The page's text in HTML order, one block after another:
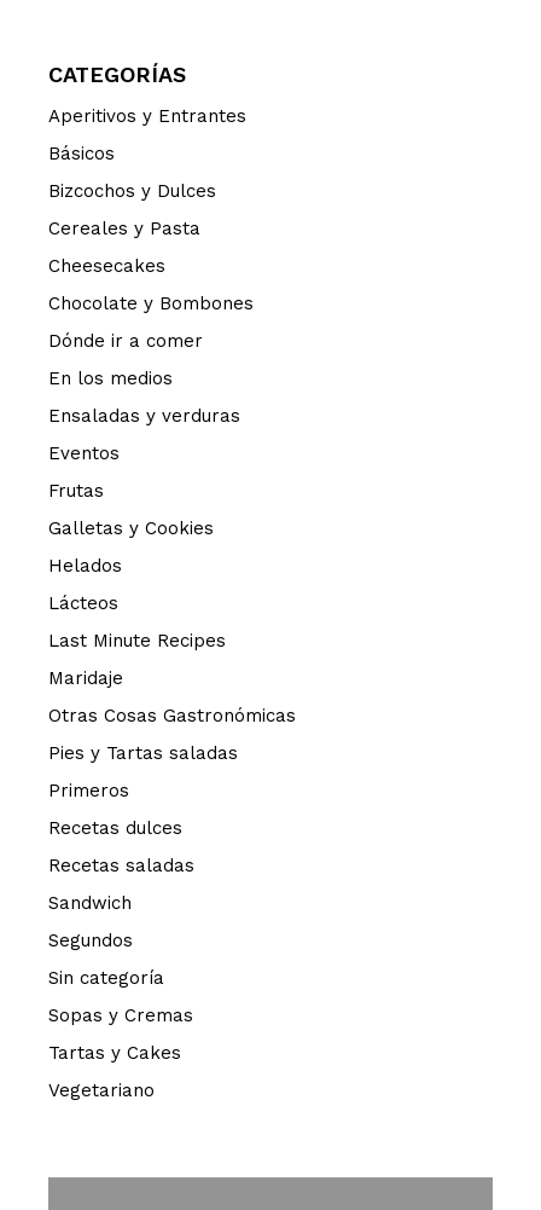
CATEGORÍAS
Aperitivos y Entrantes
Básicos
Bizcochos y Dulces
Cereales y Pasta
Cheesecakes
Chocolate y Bombones
Dónde ir a comer
En los medios
Ensaladas y verduras
Eventos
Frutas
Galletas y Cookies
Helados
Lácteos
Last Minute Recipes
Maridaje
Otras Cosas Gastronómicas
Pies y Tartas saladas
Primeros
Recetas dulces
Recetas saladas
Sandwich
Segundos
Sin categoría
Sopas y Cremas
Tartas y Cakes
Vegetariano